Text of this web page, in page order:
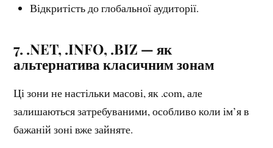
Відкритість до глобальної аудиторії.
7. .NET, .INFO, .BIZ — як
альтернатива класичним зонам
Ці зони не настільки масові, як .com, але
залишаються затребуваними, особливо коли ім’я в
бажаній зоні вже зайняте.